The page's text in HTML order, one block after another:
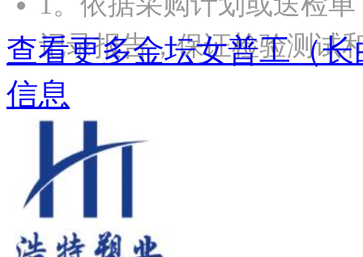
记录报告，保证检验测
查看更多金坛女普工（
信息